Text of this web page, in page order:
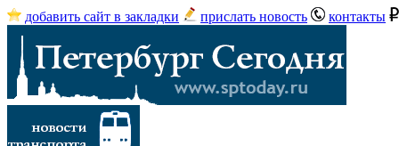
добавить сайт в закладки прислать новость контакты